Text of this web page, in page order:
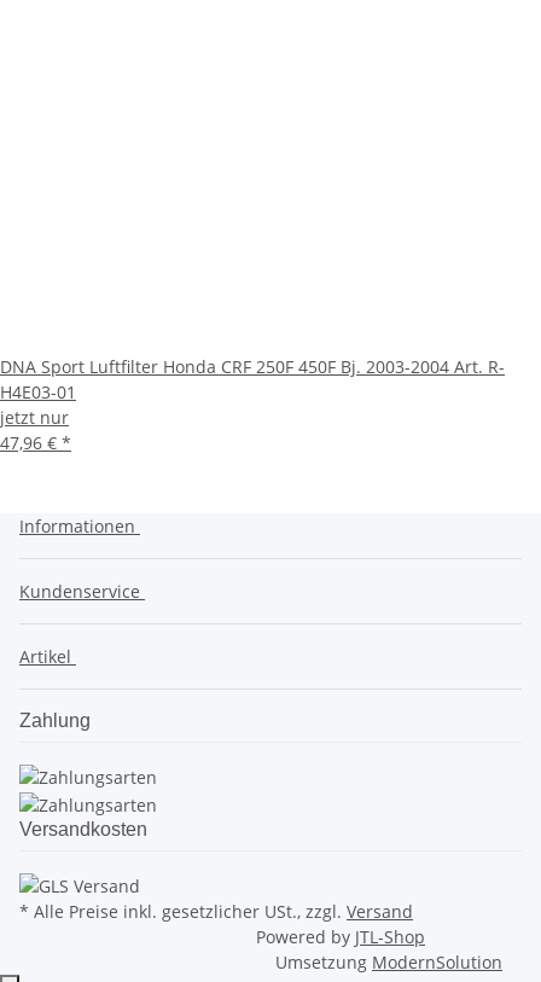
DNA Sport Luftfilter Honda CRF 250F 450F Bj. 2003-2004 Art. R-
H4E03-01
jetzt nur
47,96 € *
Informationen
Kundenservice
Artikel
Zahlung
Versandkosten
* Alle Preise inkl. gesetzlicher USt., zzgl. Versand
Powered by JTL-Shop
Umsetzung ModernSolution